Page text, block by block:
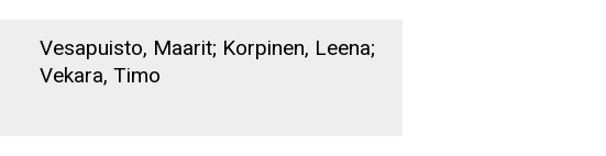
Vesapuisto, Maarit; Korpinen, Leena;
Vekara, Timo